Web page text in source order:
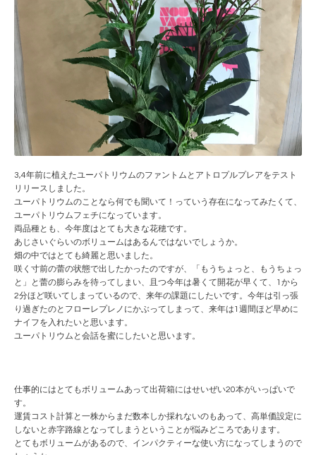
3,4年前に植えたユーパトリウムのファントムとアトロプルプレアをテスト
リリースしました。
ユーパトリウムのことなら何でも聞いて！っていう存在になってみたくて、
ユーパトリウムフェチになっています。
両品種とも、今年度はとても大きな花穂です。
あじさいぐらいのボリュームはあるんではないでしょうか。
畑の中ではとても綺麗と思いました。
咲く寸前の蕾の状態で出したかったのですが、「もうちょっと、もうちょっ
と」と蕾の膨らみを待ってしまい、且つ今年は暑くて開花が早くて、1から
2分ほど咲いてしまっているので、来年の課題にしたいです。今年は引っ張
り過ぎたのとフローレプレノにかぶってしまって、来年は1週間ほど早めに
ナイフを入れたいと思います。
ユーパトリウムと会話を蜜にしたいと思います。
仕事的にはとてもボリュームあって出荷箱にはせいぜい20本がいっぱいで
す。
運賃コスト計算と一株からまだ数本しか採れないのもあって、高単価設定に
しないと赤字路線となってしまうということが悩みどころであります。
とてもボリュームがあるので、インパクティーな使い方になってしまうので